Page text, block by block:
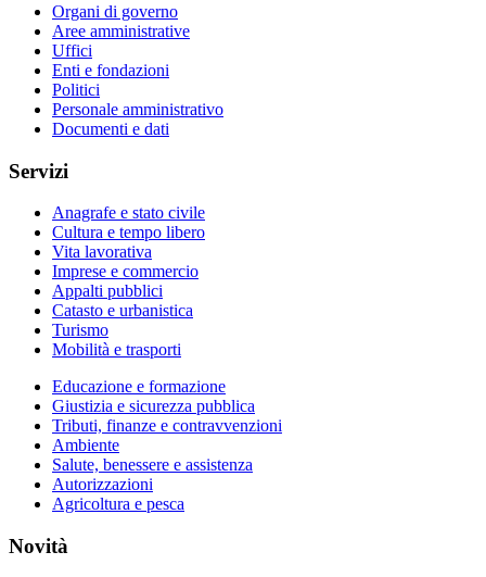
Organi di governo
Aree amministrative
Uffici
Enti e fondazioni
Politici
Personale amministrativo
Documenti e dati
Servizi
Anagrafe e stato civile
Cultura e tempo libero
Vita lavorativa
Imprese e commercio
Appalti pubblici
Catasto e urbanistica
Turismo
Mobilità e trasporti
Educazione e formazione
Giustizia e sicurezza pubblica
Tributi, finanze e contravvenzioni
Ambiente
Salute, benessere e assistenza
Autorizzazioni
Agricoltura e pesca
Novità